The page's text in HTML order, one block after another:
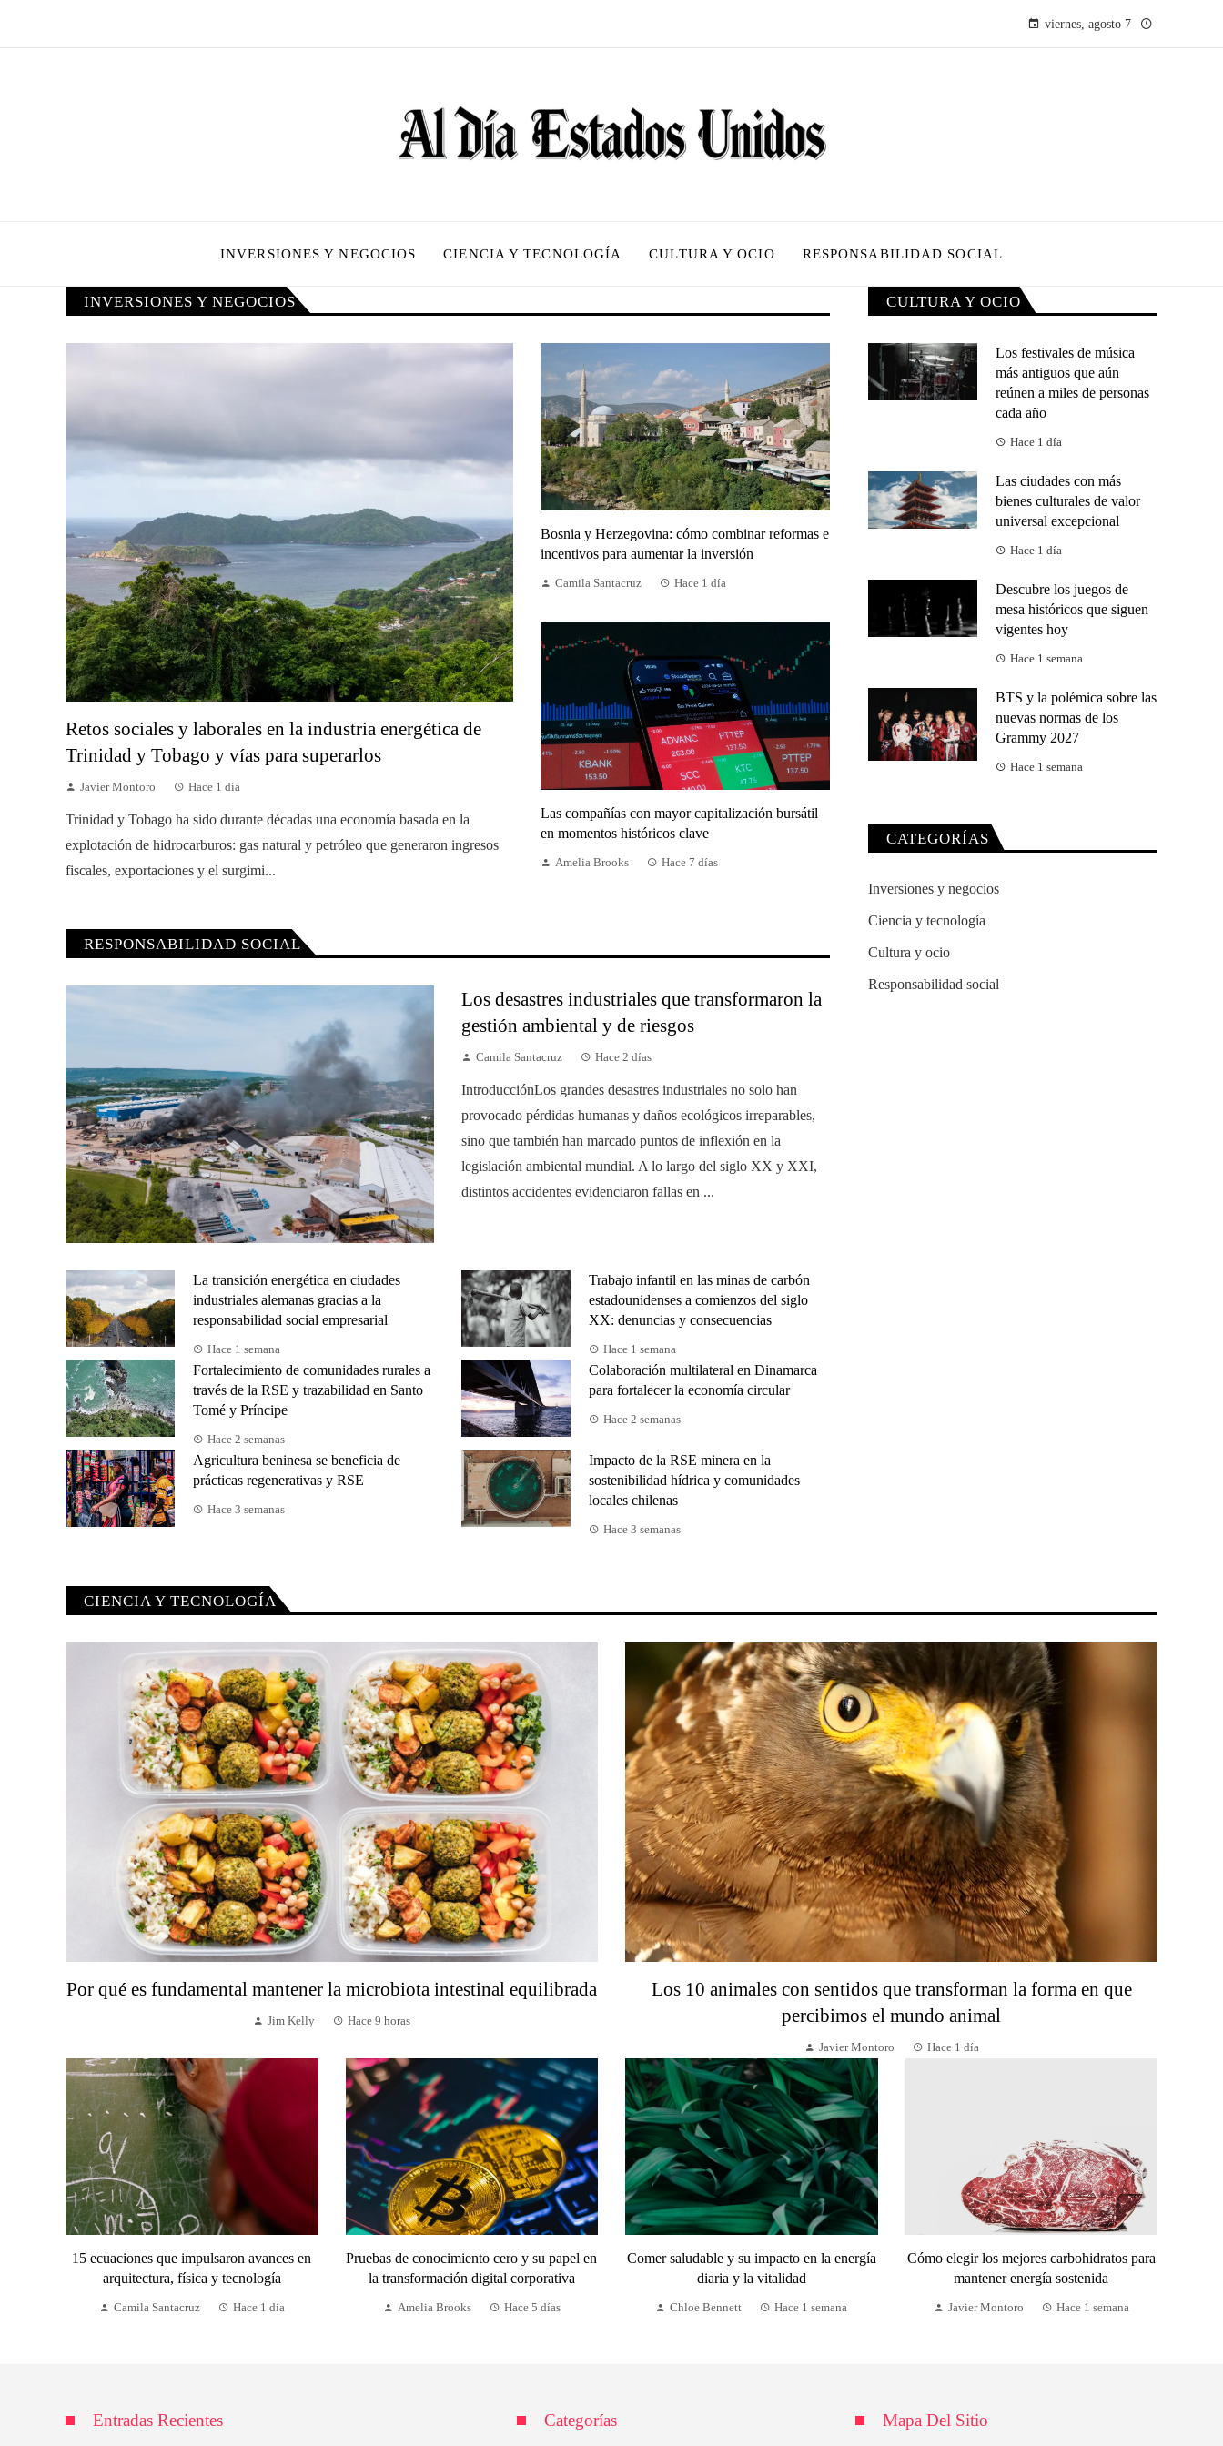
viernes, agosto 7
INVERSIONES Y NEGOCIOS CIENCIA Y TECNOLOGÍA CULTURA Y OCIO RESPONSABILIDAD SOCIAL
INVERSIONES Y NEGOCIOS
Retos sociales y laborales en la industria energética de
Trinidad y Tobago y vías para superarlos
Javier Montoro Hace 1 día
Trinidad y Tobago ha sido durante décadas una economía basada en la
explotación de hidrocarburos: gas natural y petróleo que generaron ingresos
fiscales, exportaciones y el surgimi...
Bosnia y Herzegovina: cómo combinar reformas e
incentivos para aumentar la inversión
Camila Santacruz Hace 1 día
Las compañías con mayor capitalización bursátil
en momentos históricos clave
Amelia Brooks Hace 7 días
RESPONSABILIDAD SOCIAL
Los desastres industriales que transformaron la
gestión ambiental y de riesgos
Camila Santacruz Hace 2 días
IntroducciónLos grandes desastres industriales no solo han
provocado pérdidas humanas y daños ecológicos irreparables,
sino que también han marcado puntos de inflexión en la
legislación ambiental mundial. A lo largo del siglo XX y XXI,
distintos accidentes evidenciaron fallas en ...
La transición energética en ciudades
industriales alemanas gracias a la
responsabilidad social empresarial
Hace 1 semana
Trabajo infantil en las minas de carbón
estadounidenses a comienzos del siglo
XX: denuncias y consecuencias
Hace 1 semana
Fortalecimiento de comunidades rurales a
través de la RSE y trazabilidad en Santo
Tomé y Príncipe
Hace 2 semanas
Colaboración multilateral en Dinamarca
para fortalecer la economía circular
Hace 2 semanas
Agricultura beninesa se beneficia de
prácticas regenerativas y RSE
Hace 3 semanas
Impacto de la RSE minera en la
sostenibilidad hídrica y comunidades
locales chilenas
Hace 3 semanas
CULTURA Y OCIO
Los festivales de música
más antiguos que aún
reúnen a miles de personas
cada año
Hace 1 día
Las ciudades con más
bienes culturales de valor
universal excepcional
Hace 1 día
Descubre los juegos de
mesa históricos que siguen
vigentes hoy
Hace 1 semana
BTS y la polémica sobre las
nuevas normas de los
Grammy 2027
Hace 1 semana
CATEGORÍAS
Inversiones y negocios
Ciencia y tecnología
Cultura y ocio
Responsabilidad social
CIENCIA Y TECNOLOGÍA
Por qué es fundamental mantener la microbiota intestinal equilibrada
Jim Kelly Hace 9 horas
Los 10 animales con sentidos que transforman la forma en que
percibimos el mundo animal
Javier Montoro Hace 1 día
15 ecuaciones que impulsaron avances en
arquitectura, física y tecnología
Camila Santacruz Hace 1 día
Pruebas de conocimiento cero y su papel en
la transformación digital corporativa
Amelia Brooks Hace 5 días
Comer saludable y su impacto en la energía
diaria y la vitalidad
Chloe Bennett Hace 1 semana
Cómo elegir los mejores carbohidratos para
mantener energía sostenida
Javier Montoro Hace 1 semana
Entradas Recientes Categorías Mapa Del Sitio